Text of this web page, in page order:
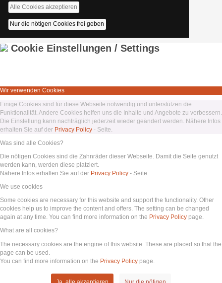
Alle Cookies akzeptieren
Nur die nötigen Cookies frei geben
Cookie Einstellungen / Settings
Wir verwenden Cookies
Einige Cookies sind für diese Webseite notwendig und unterstützen die
Funktionalität. Andere Cookies helfen uns die Inhalte und Angebote zu verbessern.
Die Einstellung kann nachträglich jederzeit wieder geändert werden. Nähere Infos
erhalten Sie auf der Privacy Policy - Seite.
Was sind alle Cookies?
Die nötigen Cookies sind die Zahnräder dieser Webseite. Damit die Seite genutzt
werden kann, werden diese platziert.
Nähere Infos erhalten Sie auf der Privacy Policy - Seite.
We use cookies
Some cookies are necessary for this website and support the functionality. Other
cookies help us to improve the content and offers. The setting can be changed
again at any time. You can find more information on the Privacy Policy page.
What are all cookies?
The necessary cookies are the engine of this website. These are placed so that the
page can be used.
You can find more information on the Privacy Policy page.